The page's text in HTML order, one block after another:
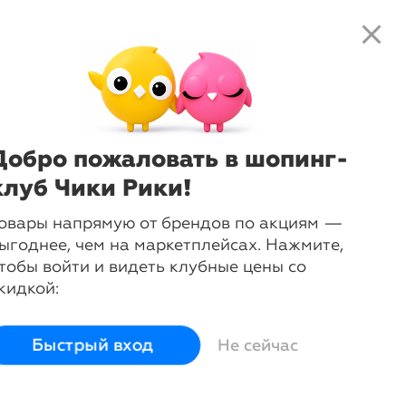
close
пожаловать в шопинг-
Чики Рики!
напрямую от брендов по акциям —
чем на маркетплейсах. Нажмите,
войти и видеть клубные цены со
Быстрый вход Не сейчас
Нажмите, чтобы получить
доступ к клубным предложениям и
цена